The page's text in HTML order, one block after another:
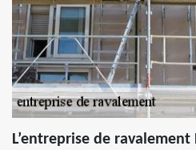
L’entreprise de